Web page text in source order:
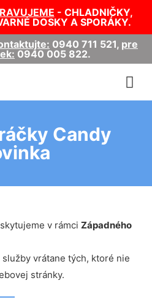
- CHLADNIČKY,
DOSKY A SPORÁKY.
0940 711 521, pre
0940 005 822.
Candy
v rámci Západného
vrátane tých, ktoré nie
stránky.